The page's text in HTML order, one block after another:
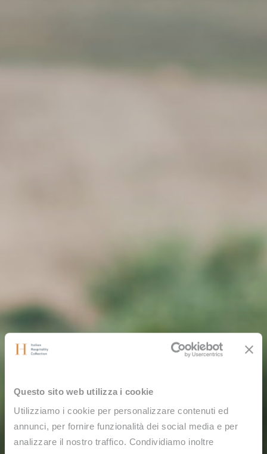
Questo sito web utilizza i cookie
Utilizziamo i cookie per personalizzare contenuti ed
annunci, per fornire funzionalità dei social media e per
analizzare il nostro traffico. Condividiamo inoltre